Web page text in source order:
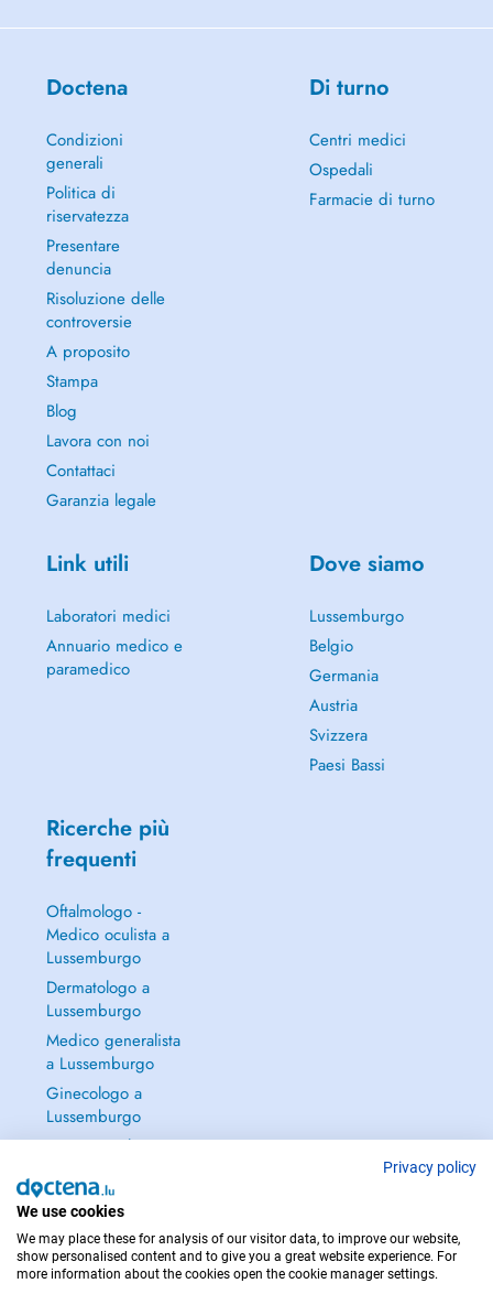
Doctena
Condizioni
generali
Politica di
riservatezza
Presentare
denuncia
Risoluzione delle
controversie
A proposito
Stampa
Blog
Lavora con noi
Contattaci
Garanzia legale
Di turno
Centri medici
Ospedali
Farmacie di turno
Link utili
Laboratori medici
Annuario medico e
paramedico
Dove siamo
Lussemburgo
Belgio
Germania
Austria
Svizzera
Paesi Bassi
Ricerche più
frequenti
Oftalmologo -
Medico oculista a
Lussemburgo
Dermatologo a
Lussemburgo
Medico generalista
a Lussemburgo
Ginecologo a
Lussemburgo
Continua a leggere
PER LE URGENZE, CONSULTARE : 112
Privacy policy
We use cookies
We may place these for analysis of our visitor data, to improve our website,
show personalised content and to give you a great website experience. For
more information about the cookies open the cookie manager settings.